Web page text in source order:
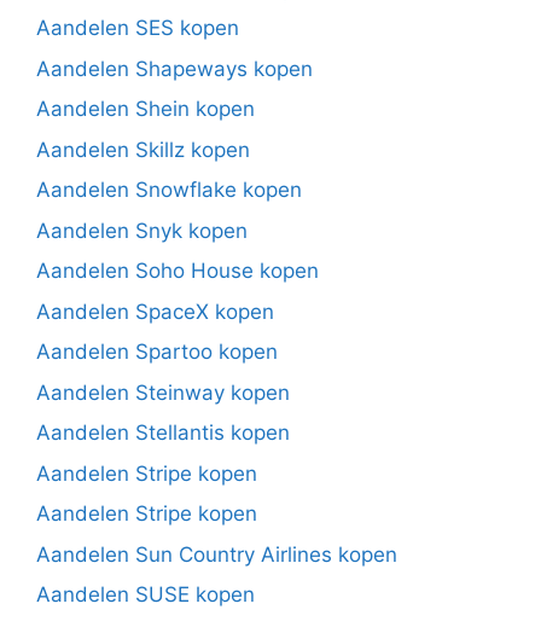
Aandelen SES kopen
Aandelen Shapeways kopen
Aandelen Shein kopen
Aandelen Skillz kopen
Aandelen Snowflake kopen
Aandelen Snyk kopen
Aandelen Soho House kopen
Aandelen SpaceX kopen
Aandelen Spartoo kopen
Aandelen Steinway kopen
Aandelen Stellantis kopen
Aandelen Stripe kopen
Aandelen Stripe kopen
Aandelen Sun Country Airlines kopen
Aandelen SUSE kopen